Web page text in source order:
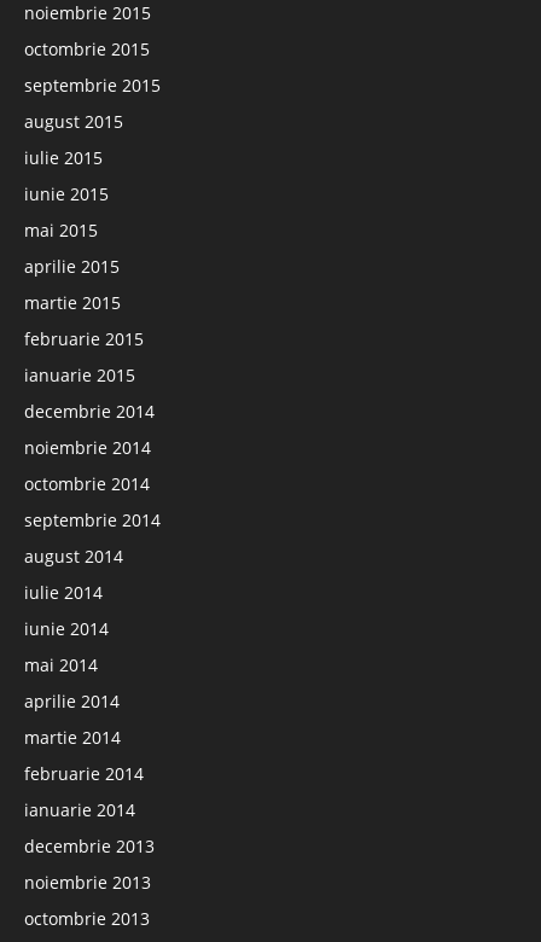
noiembrie 2015
octombrie 2015
septembrie 2015
august 2015
iulie 2015
iunie 2015
mai 2015
aprilie 2015
martie 2015
februarie 2015
ianuarie 2015
decembrie 2014
noiembrie 2014
octombrie 2014
septembrie 2014
august 2014
iulie 2014
iunie 2014
mai 2014
aprilie 2014
martie 2014
februarie 2014
ianuarie 2014
decembrie 2013
noiembrie 2013
octombrie 2013